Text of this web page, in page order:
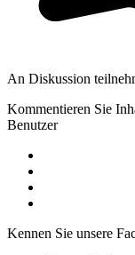
An Diskussion
Kommentieren Sie
Benutzer
Kennen Sie unsere